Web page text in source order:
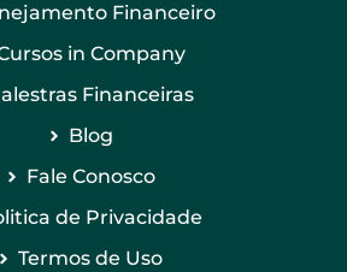
Financeiro
in Company
Financeiras
Blog
Fale Conosco
de Privacidade
Termos de Uso